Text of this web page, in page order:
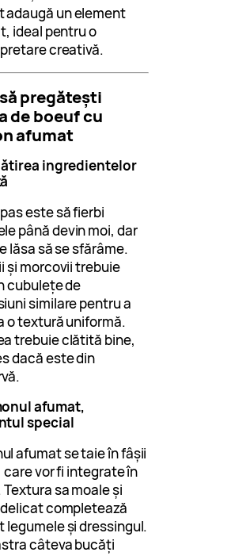
adaugă un element
ideal pentru o
creativă.
pregătești
de boeuf cu
afumat
ingredientelor
este să fierbi
până devin moi, dar
lăsa să se sfărâme.
și morcovii trebuie
cubulețe de
similare pentru a
o textură uniformă.
trebuie clătită bine,
dacă este din
afumat,
special
afumat se taie în fâșii
vor fi integrate în
sa moale și
completează
legumele și dressingul.
câteva bucăți